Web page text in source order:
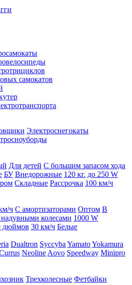
самокатов
Электроснегокаты
Для детей С большим запасом хода
БУ Внедорожные 120 кг. до 250 W
Складные Рассрочка 100 км/ч
ч С амортизаторами Оптом В
колесами 1000 W
дюймов 30 км/ч Белые
Dualtron Syccyba YamatoYokamura
Neoline Aovo Speedway Minipro
Трехколесные Фетбайки